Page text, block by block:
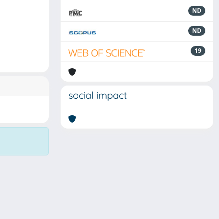
ND
ND
19
social impact